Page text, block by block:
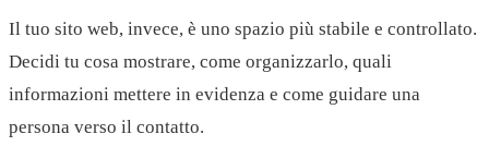
Il tuo sito web, invece, è uno spazio più stabile e controllato.
Decidi tu cosa mostrare, come organizzarlo, quali
informazioni mettere in evidenza e come guidare una
persona verso il contatto.